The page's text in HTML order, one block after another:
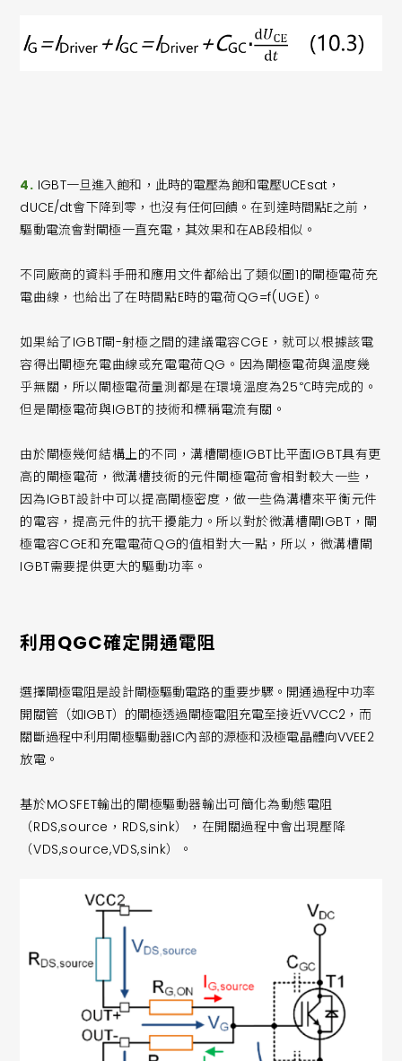
4. IGBT一旦進入飽和，此時的電壓為飽和電壓UCEsat，
dUCE/dt會下降到零，也沒有任何回饋。在到達時間點E之前，
驅動電流會對閘極一直充電，其效果和在AB段相似。
不同廠商的資料手冊和應用文件都給出了類似圖1的閘極電荷充
電曲線，也給出了在時間點E時的電荷QG=f(UGE)。
如果給了IGBT閘-射極之間的建議電容CGE，就可以根據該電
容得出閘極充電曲線或充電電荷QG。因為閘極電荷與溫度幾
乎無關，所以閘極電荷量測都是在環境溫度為25℃時完成的。
但是閘極電荷與IGBT的技術和標稱電流有關。
由於閘極幾何結構上的不同，溝槽閘極IGBT比平面IGBT具有更
高的閘極電荷，微溝槽技術的元件閘極電荷會相對較大一些，
因為IGBT設計中可以提高閘極密度，做一些偽溝槽來平衡元件
的電容，提高元件的抗干擾能力。所以對於微溝槽閘IGBT，閘
極電容CGE和充電電荷QG的值相對大一點，所以，微溝槽閘
IGBT需要提供更大的驅動功率。
利用QGC確定開通電阻
選擇閘極電阻是設計閘極驅動電路的重要步驟。開通過程中功率
開關管（如IGBT）的閘極透過閘極電阻充電至接近VVCC2，而
關斷過程中利用閘極驅動器IC內部的源極和汲極電晶體向VVEE2
放電。
基於MOSFET輸出的閘極驅動器輸出可簡化為動態電阻
（RDS,source，RDS,sink），在開關過程中會出現壓降
（VDS,source,VDS,sink）。